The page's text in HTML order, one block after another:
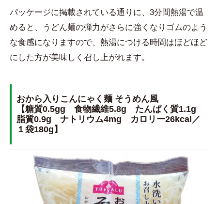
パッケージに掲載されている通りに、3分間熱湯で温
めると、うどん麺の弾力がさらに強くなりゴムのよう
な食感になりますので、熱湯につける時間はほどほど
にした方が美味しく召し上がれます。
おから入りこんにゃく麺 そうめん風
【糖質0.5gg 食物繊維5.8g たんぱく質1.1g
脂質0.9g ナトリウム4mg カロリー26kcal／
１袋180g】